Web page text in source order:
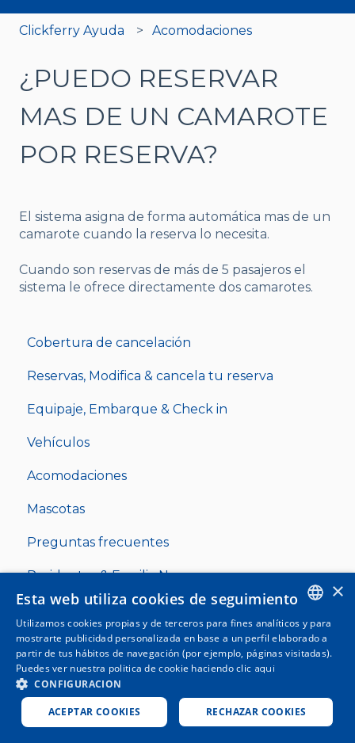
Clickferry Ayuda Acomodaciones
¿PUEDO RESERVAR
MAS DE UN CAMAROTE
POR RESERVA?
El sistema asigna de forma automática mas de un
camarote cuando la reserva lo necesita.
Cuando son reservas de más de 5 pasajeros el
sistema le ofrece directamente dos camarotes.
Cobertura de cancelación
Reservas, Modifica & cancela tu reserva
Equipaje, Embarque & Check in
Vehículos
Acomodaciones
Mascotas
Preguntas frecuentes
Residentes & Familia Numerosa
Copyright © 2025, Clickferry
ENGLISH
SPANISH
GERMAN
×
Esta web utiliza cookies de seguimiento
Utilizamos cookies propias y de terceros para fines analíticos y para
mostrarte publicidad personalizada en base a un perfil elaborado a
partir de tus hábitos de navegación (por ejemplo, páginas visitadas).
Puedes ver nuestra politica de cookie haciendo clic aqui
CONFIGURACION
ACEPTAR COOKIES RECHAZAR COOKIES